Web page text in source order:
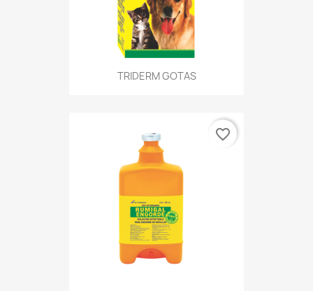
TRIDERM GOTAS
favorite_border